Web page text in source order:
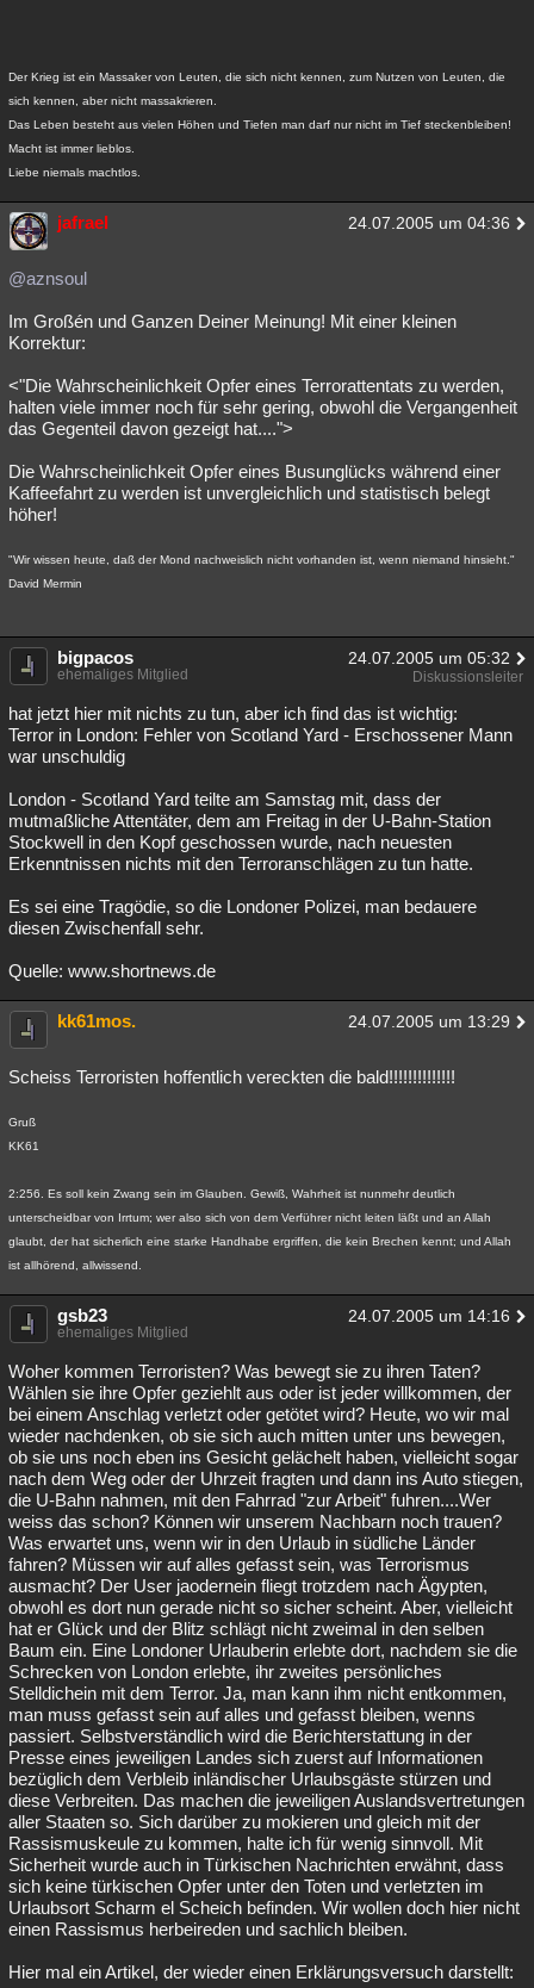
Der Krieg ist ein Massaker von Leuten, die sich nicht kennen, zum Nutzen von Leuten, die
sich kennen, aber nicht massakrieren.
Das Leben besteht aus vielen Höhen und Tiefen man darf nur nicht im Tief steckenbleiben!
Macht ist immer lieblos.
Liebe niemals machtlos.
jafrael 24.07.2005 um 04:36
@aznsoul
Im Großén und Ganzen Deiner Meinung! Mit einer kleinen
Korrektur:
<"Die Wahrscheinlichkeit Opfer eines Terrorattentats zu werden,
halten viele immer noch für sehr gering, obwohl die Vergangenheit
das Gegenteil davon gezeigt hat....">
Die Wahrscheinlichkeit Opfer eines Busunglücks während einer
Kaffeefahrt zu werden ist unvergleichlich und statistisch belegt
höher!
"Wir wissen heute, daß der Mond nachweislich nicht vorhanden ist, wenn niemand hinsieht."
David Mermin
bigpacos 24.07.2005 um 05:32
ehemaliges Mitglied Diskussionsleiter
hat jetzt hier mit nichts zu tun, aber ich find das ist wichtig:
Terror in London: Fehler von Scotland Yard - Erschossener Mann
war unschuldig
London - Scotland Yard teilte am Samstag mit, dass der
mutmaßliche Attentäter, dem am Freitag in der U-Bahn-Station
Stockwell in den Kopf geschossen wurde, nach neuesten
Erkenntnissen nichts mit den Terroranschlägen zu tun hatte.
Es sei eine Tragödie, so die Londoner Polizei, man bedauere
diesen Zwischenfall sehr.
Quelle: www.shortnews.de
kk61mos. 24.07.2005 um 13:29
Scheiss Terroristen hoffentlich vereckten die bald!!!!!!!!!!!!!!
Gruß
KK61
2:256. Es soll kein Zwang sein im Glauben. Gewiß, Wahrheit ist nunmehr deutlich
unterscheidbar von Irrtum; wer also sich von dem Verführer nicht leiten läßt und an Allah
glaubt, der hat sicherlich eine starke Handhabe ergriffen, die kein Brechen kennt; und Allah
ist allhörend, allwissend.
gsb23 24.07.2005 um 14:16
ehemaliges Mitglied
Woher kommen Terroristen? Was bewegt sie zu ihren Taten?
Wählen sie ihre Opfer geziehlt aus oder ist jeder willkommen, der
bei einem Anschlag verletzt oder getötet wird? Heute, wo wir mal
wieder nachdenken, ob sie sich auch mitten unter uns bewegen,
ob sie uns noch eben ins Gesicht gelächelt haben, vielleicht sogar
nach dem Weg oder der Uhrzeit fragten und dann ins Auto stiegen,
die U-Bahn nahmen, mit den Fahrrad "zur Arbeit" fuhren....Wer
weiss das schon? Können wir unserem Nachbarn noch trauen?
Was erwartet uns, wenn wir in den Urlaub in südliche Länder
fahren? Müssen wir auf alles gefasst sein, was Terrorismus
ausmacht? Der User jaodernein fliegt trotzdem nach Ägypten,
obwohl es dort nun gerade nicht so sicher scheint. Aber, vielleicht
hat er Glück und der Blitz schlägt nicht zweimal in den selben
Baum ein. Eine Londoner Urlauberin erlebte dort, nachdem sie die
Schrecken von London erlebte, ihr zweites persönliches
Stelldichein mit dem Terror. Ja, man kann ihm nicht entkommen,
man muss gefasst sein auf alles und gefasst bleiben, wenns
passiert. Selbstverständlich wird die Berichterstattung in der
Presse eines jeweiligen Landes sich zuerst auf Informationen
bezüglich dem Verbleib inländischer Urlaubsgäste stürzen und
diese Verbreiten. Das machen die jeweiligen Auslandsvertretungen
aller Staaten so. Sich darüber zu mokieren und gleich mit der
Rassismuskeule zu kommen, halte ich für wenig sinnvoll. Mit
Sicherheit wurde auch in Türkischen Nachrichten erwähnt, dass
sich keine türkischen Opfer unter den Toten und verletzten im
Urlaubsort Scharm el Scheich befinden. Wir wollen doch hier nicht
einen Rassismus herbeireden und sachlich bleiben.
Hier mal ein Artikel, der wieder einen Erklärungsversuch darstellt: